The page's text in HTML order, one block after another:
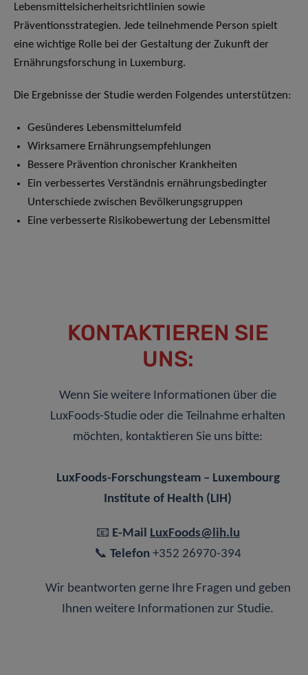
Lebensmittelsicherheitsrichtlinien sowie
Präventionsstrategien. Jede teilnehmende Person spielt
eine wichtige Rolle bei der Gestaltung der Zukunft der
Ernährungsforschung in Luxemburg.
Die Ergebnisse der Studie werden Folgendes unterstützen:
Gesünderes Lebensmittelumfeld
Wirksamere Ernährungsempfehlungen
Bessere Prävention chronischer Krankheiten
Ein verbessertes Verständnis ernährungsbedingter
Unterschiede zwischen Bevölkerungsgruppen
Eine verbesserte Risikobewertung der Lebensmittel
KONTAKTIEREN SIE
UNS:
Wenn Sie weitere Informationen über die
LuxFoods-Studie oder die Teilnahme erhalten
möchten, kontaktieren Sie uns bitte:
LuxFoods-Forschungsteam – Luxembourg
Institute of Health (LIH)
📧 E-Mail
LuxFoods@lih.lu
📞 Telefon +352 26970-394
Wir beantworten gerne Ihre Fragen und geben
Ihnen weitere Informationen zur Studie.